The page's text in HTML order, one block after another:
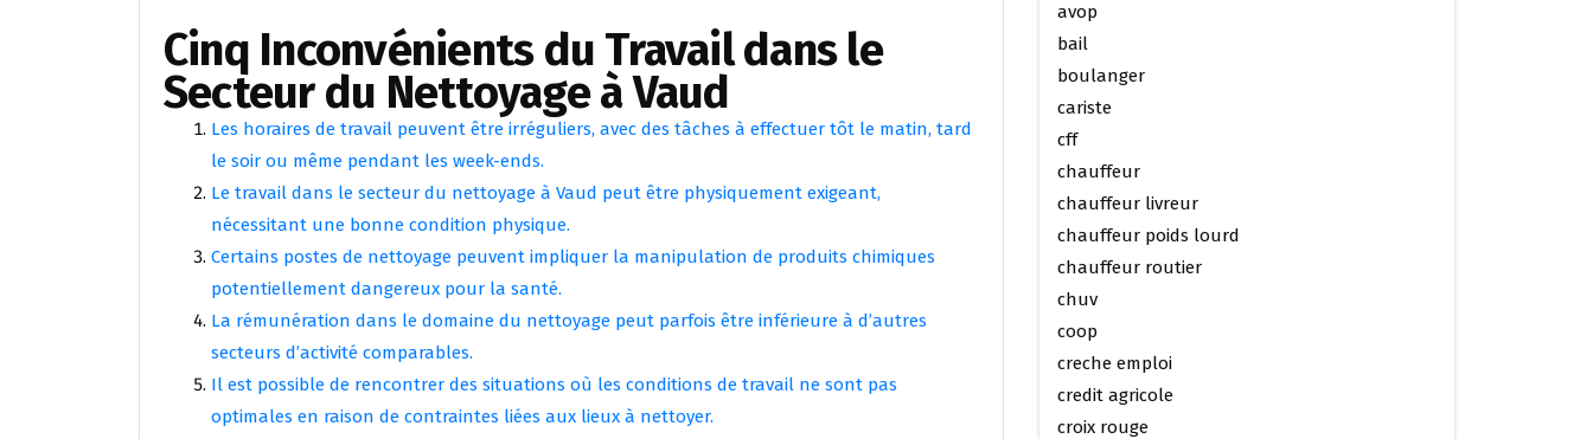
Cinq Inconvénients du Travail dans le
Secteur du Nettoyage à Vaud
Les horaires de travail peuvent être irréguliers, avec des tâches à effectuer tôt le matin, tard
le soir ou même pendant les week-ends.
Le travail dans le secteur du nettoyage à Vaud peut être physiquement exigeant,
nécessitant une bonne condition physique.
Certains postes de nettoyage peuvent impliquer la manipulation de produits chimiques
potentiellement dangereux pour la santé.
La rémunération dans le domaine du nettoyage peut parfois être inférieure à d’autres
secteurs d’activité comparables.
Il est possible de rencontrer des situations où les conditions de travail ne sont pas
optimales en raison de contraintes liées aux lieux à nettoyer.
avop
bail
boulanger
cariste
cff
chauffeur
chauffeur livreur
chauffeur poids lourd
chauffeur routier
chuv
coop
creche emploi
credit agricole
croix rouge